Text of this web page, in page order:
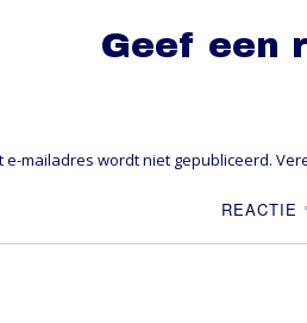
Geef een
e-mailadres wordt niet gepubliceerd.
REACTIE